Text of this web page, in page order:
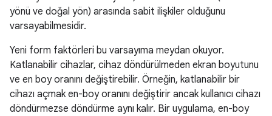
yönü ve doğal yön) arasında sabit ilişkiler olduğunu
varsayabilmesidir.
Yeni form faktörleri bu varsayıma meydan okuyor.
Katlanabilir cihazlar, cihaz döndürülmeden ekran boyutunu
ve en boy oranını değiştirebilir. Örneğin, katlanabilir bir
cihazı açmak en-boy oranını değiştirir ancak kullanıcı cihazı
döndürmezse döndürme aynı kalır. Bir uygulama, en-boy